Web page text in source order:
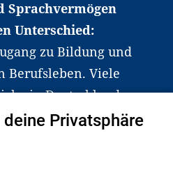
Sprachvermögen
Unterschied:
zu Bildung und
Berufsleben. Viele
in Deutschland
dabei.
Erzieher*innen,
Privatsphäre